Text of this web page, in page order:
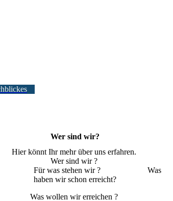
Wer sind wir?
Hier könnt Ihr mehr über uns erfahren.
Wer sind wir ?
was stehen wir ? Was
haben wir schon erreicht?
Was wollen wir erreichen ?